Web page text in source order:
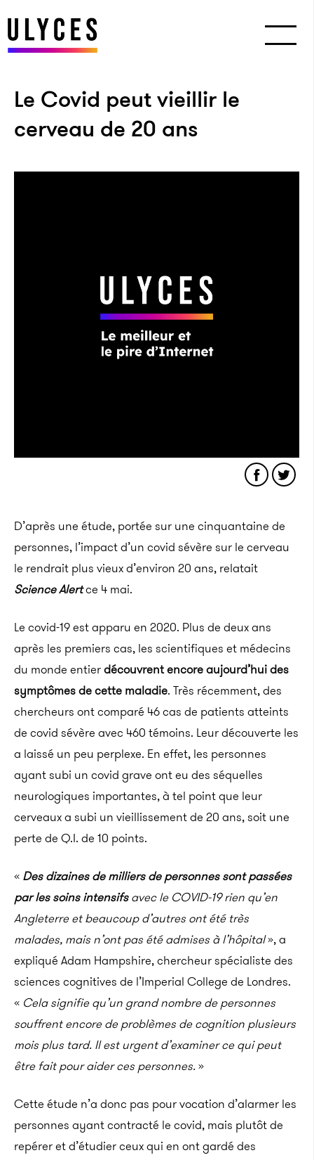
Le Covid peut vieillir le
cerveau de 20 ans
D’après une étude, portée sur une cinquantaine de
personnes, l’impact d’un covid sévère sur le cerveau
le rendrait plus vieux d’environ 20 ans, relatait
Science Alertce 4 mai.
Le covid-19 est apparu en 2020. Plus de deux ans
après les premiers cas, les scientifiques et médecins
du monde entierdécouvrent encore aujourd’hui des
symptômes de cette maladie. Très récemment, des
chercheurs ont comparé 46 cas de patients atteints
de covid sévère avec 460 témoins. Leur découverte les
a laissé un peu perplexe. En effet, les personnes
ayant subi un covid grave ont eu des séquelles
neurologiques importantes, à tel point que leur
cerveaux a subi un vieillissement de 20 ans, soit une
perte de Q.I. de 10 points.
« Des dizaines de milliers de personnes sont passées
par les soins intensifsavec le COVID-19 rien qu’en
Angleterre et beaucoup d’autres ont été très
malades, mais n’ont pas été admises à l’hôpital», a
expliqué Adam Hampshire, chercheur spécialiste des
sciences cognitives de l’Imperial College de Londres.
« Cela signifie qu’un grand nombre de personnes
souffrent encore de problèmes de cognition plusieurs
mois plus tard. Il est urgent d’examiner ce qui peut
être fait pour aider ces personnes.»
Cette étude n’a donc pas pour vocation d’alarmer les
personnes ayant contracté le covid, mais plutôt de
repérer et d’étudier ceux qui en ont gardé des